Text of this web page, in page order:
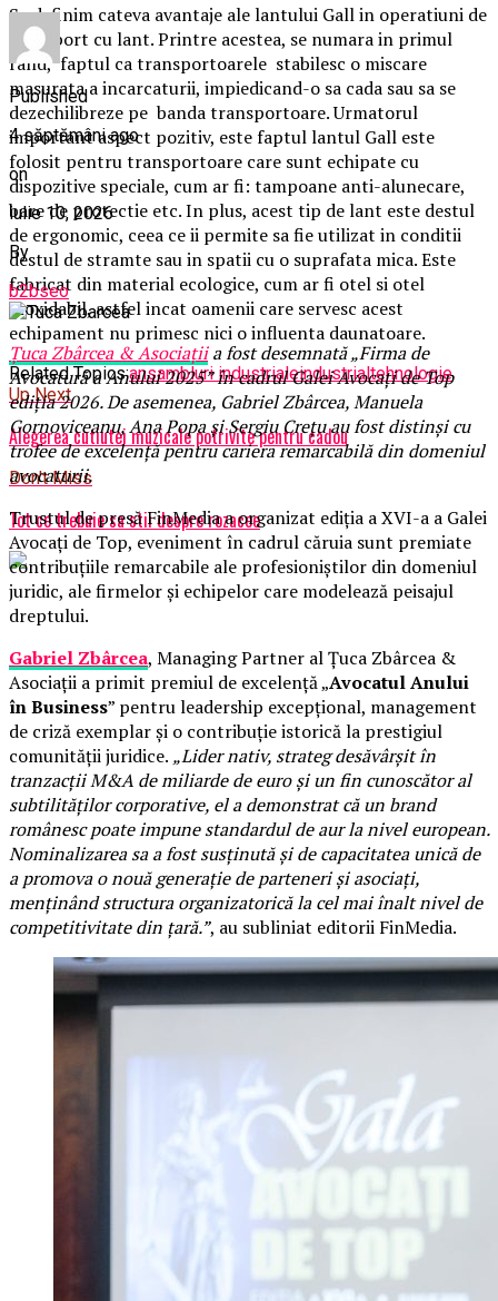
Sa definim cateva avantaje ale lantului Gall in operatiuni de
transport cu lant. Printre acestea, se numara in primul
rand, faptul ca transportoarele stabilesc o miscare
masurata a incarcaturii, impiedicand-o sa cada sau sa se
dezechilibreze pe banda transportoare. Urmatorul
important aspect pozitiv, este faptul lantul Gall este
folosit pentru transportoare care sunt echipate cu
dispozitive speciale, cum ar fi: tampoane anti-alunecare,
bare de protectie etc. In plus, acest tip de lant este destul
de ergonomic, ceea ce ii permite sa fie utilizat in conditii
destul de stramte sau in spatii cu o suprafata mica. Este
fabricat din material ecologice, cum ar fi otel si otel
inoxidabil, astfel incat oamenii care servesc acest
echipament nu primesc nici o influenta daunatoare.
Related Topics:ansambluri industrialeindustrialtehnologie
Up Next
Alegerea cutiutei muzicale potrivite pentru cadou
Don't Miss
Tot ce trebuie sa stii despre rozacee
Published
4 săptămâni ago
on
iulie 10, 2026
By
b2bseo
Țuca Zbârcea & Asociațiia fost desemnată „Firma de
Avocatură a Anului 2025” în cadrul Galei Avocați de Top
ediția 2026. De asemenea, Gabriel Zbârcea, Manuela
Gornoviceanu, Ana Popa și Sergiu Crețu au fost distinși cu
trofee de excelență pentru cariera remarcabilă din domeniul
avocaturii.
Trustul de presă FinMedia a organizat ediția a XVI-a a Galei
Avocați de Top, eveniment în cadrul căruia sunt premiate
contribuțiile remarcabile ale profesioniștilor din domeniul
juridic, ale firmelor și echipelor care modelează peisajul
dreptului.
Gabriel Zbârcea, Managing Partner al Țuca Zbârcea &
Asociații a primit premiul de excelență „Avocatul Anului
în Business” pentru leadership excepțional, management
de criză exemplar și o contribuție istorică la prestigiul
comunității juridice. „Lider nativ, strateg desăvârșit în
tranzacții M&A de miliarde de euro și un fin cunoscător al
subtilităților corporative, el a demonstrat că un brand
românesc poate impune standardul de aur la nivel european.
Nominalizarea sa a fost susținută și de capacitatea unică de
a promova o nouă generație de parteneri și asociați,
menținând structura organizatorică la cel mai înalt nivel de
competitivitate din țară.”, au subliniat editorii FinMedia.